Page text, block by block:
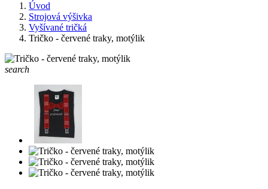
Úvod
Strojová výšivka
Vyšívané tričká
Tričko - červené traky, motýlik
search